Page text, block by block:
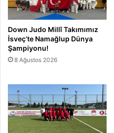
Down Judo Millî Takımımız
İsveç’te Namağlup Dünya
Şampiyonu!
8 Ağustos 2026